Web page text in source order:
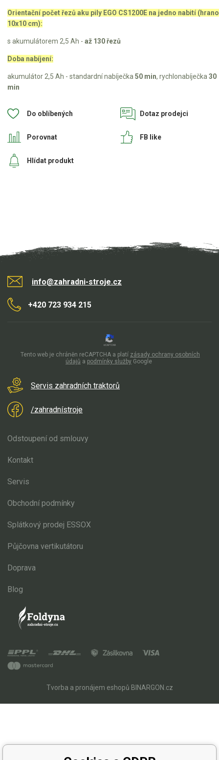
Orientační počet řezů aku pily EGO CS1200E na jedno nabití
10x10 cm):
s akumulátorem 2,5 Ah - až 130 řezů
Doba nabíjení:
akumulátor 2,5 Ah - standardní nabíječka 50 min, rychlonabíječka 30
min
Do oblíbených
Porovnat
Dotaz prodejci
Hlídat produkt
FB like
info@zahradni-stroje.cz
+420 723 934 215
Servis zahradních traktorů
/zahradnístroje
Odstoupení od smlouvy
Kontakt
Servis
Obchodní podmínky
Splátkový prodej ESSOX
Půjčovna vertikutátoru
Doprava
Blog
Tvorba a pronájem eshopů BINARGON.cz
Tento web je chráněn reCAPTCHA a platí zásady ochrany osobních
údajů a podmínky služby Google